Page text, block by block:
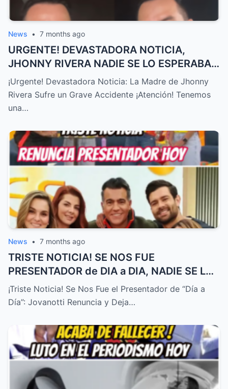
News • 7 months ago
URGENTE! DEVASTADORA NOTICIA,
JHONNY RIVERA NADIE SE LO ESPERABA,
ACABA de SUCEDER! – HTT
¡Urgente! Devastadora Noticia: La Madre de Jhonny
Rivera Sufre un Grave Accidente ¡Atención! Tenemos
una…
News • 7 months ago
TRISTE NOTICIA! SE NOS FUE
PRESENTADOR de DIA a DIA, NADIE SE LO
ESPERABA! – HTT
¡Triste Noticia! Se Nos Fue el Presentador de “Día a
Día”: Jovanotti Renuncia y Deja…